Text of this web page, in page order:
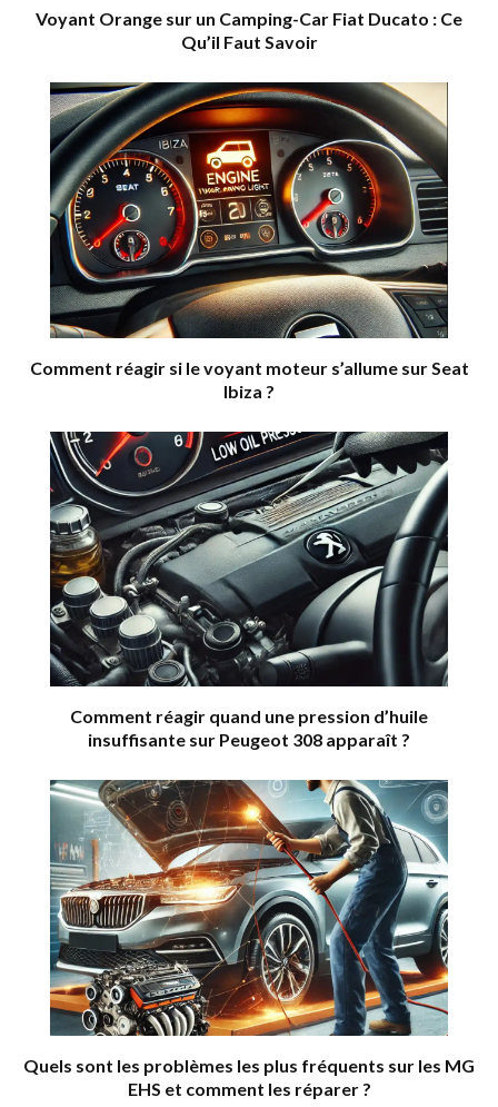
Voyant Orange sur un Camping-Car Fiat Ducato : Ce
Qu’il Faut Savoir
Comment réagir si le voyant moteur s’allume sur Seat
Ibiza ?
Comment réagir quand une pression d’huile
insuffisante sur Peugeot 308 apparaît ?
Quels sont les problèmes les plus fréquents sur les MG
EHS et comment les réparer ?